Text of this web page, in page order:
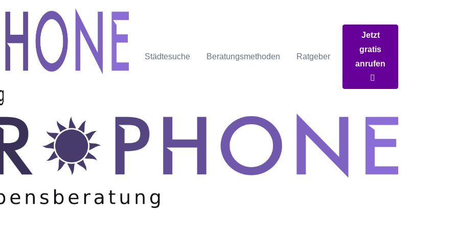
Städtesuche Beratungsmethoden Ratgeber
Jetzt
gratis
anrufen